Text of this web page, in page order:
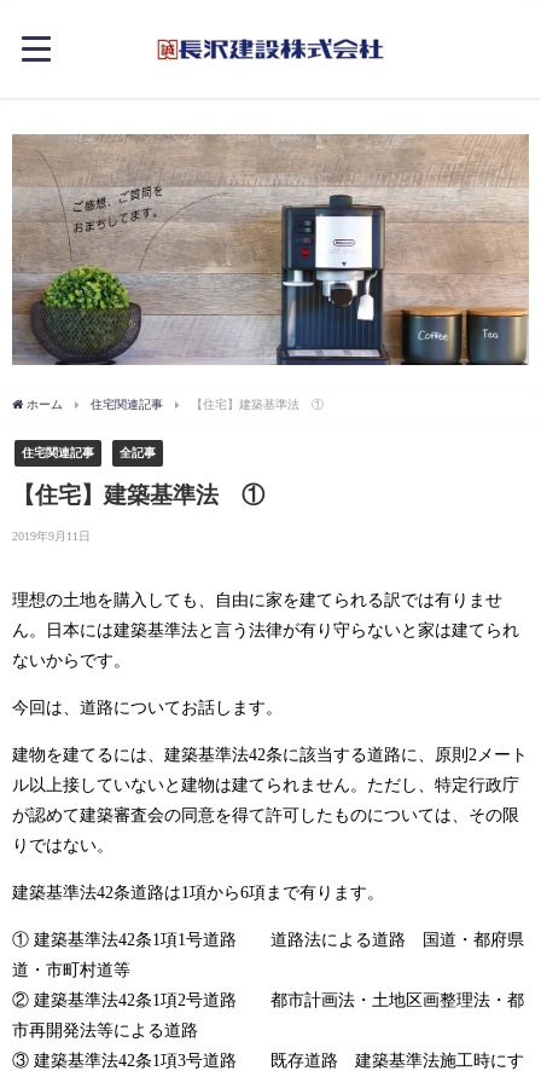
ホーム 住宅関連記事 【住宅】建築基準法 ①
住宅関連記事 全記事
【住宅】建築基準法 ①
2019年9月11日
理想の土地を購入しても、自由に家を建てられる訳では有りませ
ん。日本には建築基準法と言う法律が有り守らないと家は建てられ
ないからです。
今回は、道路についてお話します。
建物を建てるには、建築基準法42条に該当する道路に、原則2メート
ル以上接していないと建物は建てられません。ただし、特定行政庁
が認めて建築審査会の同意を得て許可したものについては、その限
りではない。
建築基準法42条道路は1項から6項まで有ります。
① 建築基準法42条1項1号道路 道路法による道路 国道・都府県
道・市町村道等
② 建築基準法42条1項2号道路 都市計画法・土地区画整理法・都
市再開発法等による道路
③ 建築基準法42条1項3号道路 既存道路 建築基準法施工時にす